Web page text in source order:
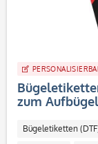
zum
Bügeletiketten